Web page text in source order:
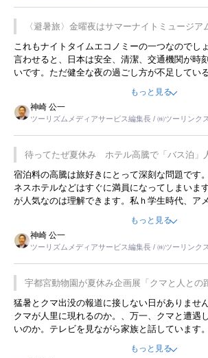
〈避暑旅〉金曜夜はサマーナイトミュージア
これもナイトタイムエコノミーの一つなのでし
言わせると、日本は安全、清潔、交通機関が時
いです。ただ健全な夜の過ごし方が不足してい
ような意味で、金曜夜にこのようなイベントが
限らず外国人にとっても楽しみが増えるでしょう
もっと見る
神崎 公一
ツーリズムメディアサービス編集長 / ㈱ツーリンク
待ってたぜ夏休み ホテル高騰で「バス泊」
宿泊料の高騰は旅好きにとって深刻な問題です
ネスホテルなどはすぐに満員になってしまいま
が人気なのは理解できます。私ｈ学生時代、ア
をした時は、移動はグレイハウンドバスでした
用してホテル代を浮かせていました。ただし、
す。若い人が夜行バスで京都に行った、青森に
が残らないのかなと思ってしまいます。
もっと見る
神崎 公一
ツーリズムメディアサービス編集長 / ㈱ツーリンク
宇都宮動物園が夏休み企画展「クマと人との
開催
猛暑とクマ出没の報道に接しない日がありませ
クマが人里に現れるのか。、万一、クマと遭遇
いのか。テレビを見ながら家族と話しています
んてことは、冗談でもいえません。そんな中で
もっと見る